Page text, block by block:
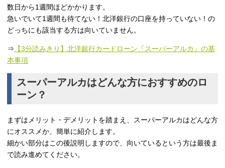
数日から1週間ほどかかります。
急いでいて1週間も待てない！北洋銀行の口座を持っていない！の
どっちにも該当する方は向いていません。
⇒ 【3分読みきり】北洋銀行カードローン『スーパーアルカ』の基
本事項
スーパーアルカはどんな方におすすめのロ
ーン？
まずはメリット・デメリットを踏まえ、スーパーアルカはどんな方
にオススメか、簡単に紹介します。
細かい部分はこの後説明しますので、向いているという方は最後ま
で読み進めてください。